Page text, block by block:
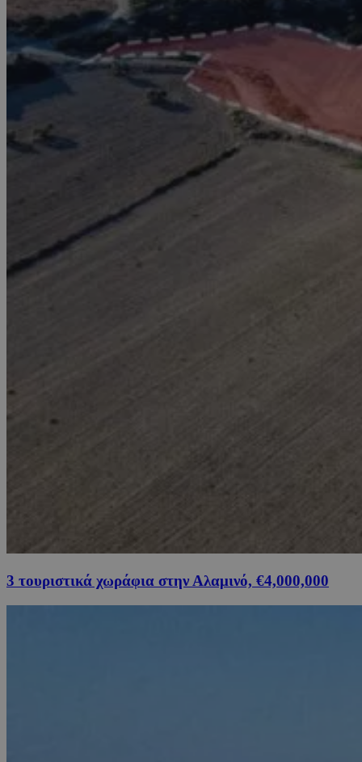
3 τουριστικά χωράφια στην Αλαμινό, €4,000,000